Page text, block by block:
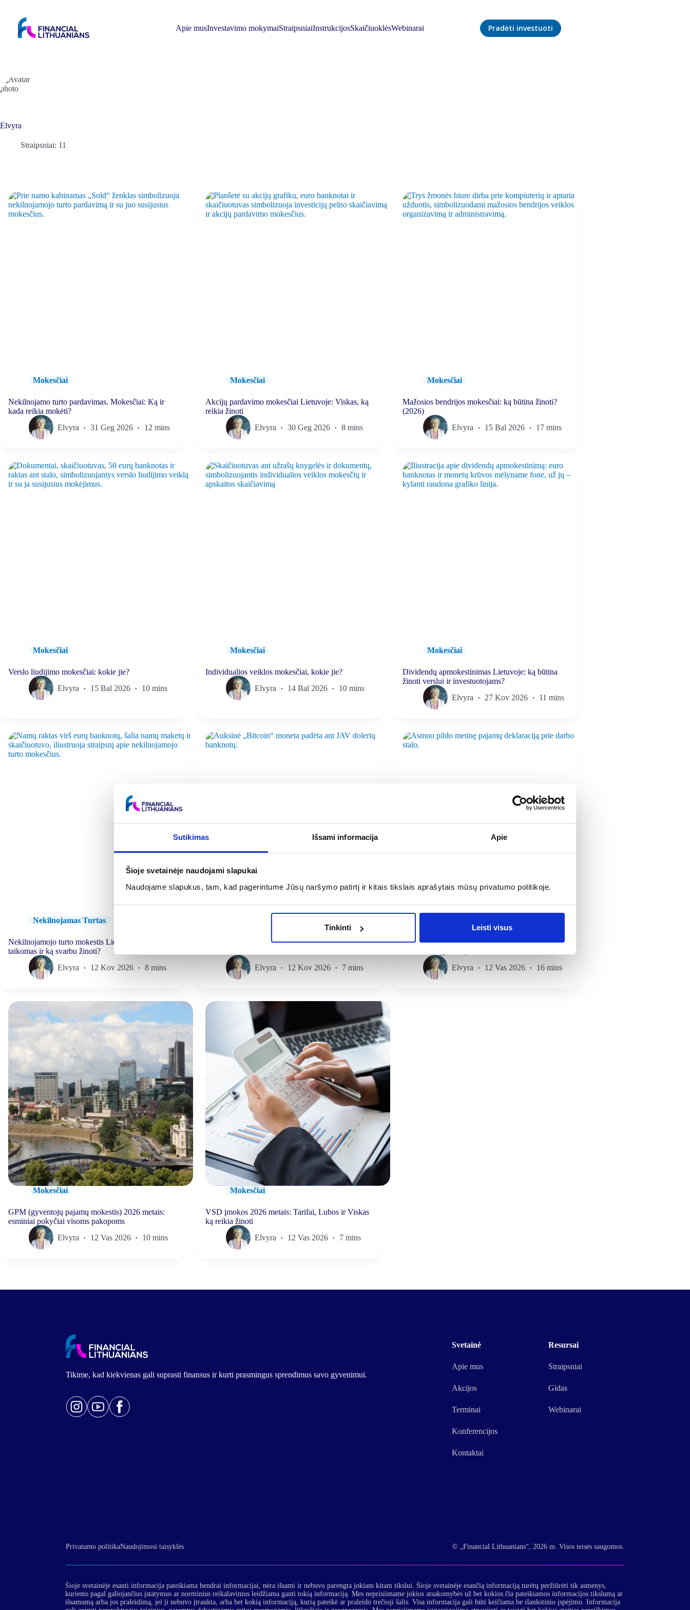
Sutikimas Išsami informacija Apie
Šioje svetainėje naudojami slapukai
Naudojame slapukus, tam, kad pagerintume Jūsų naršymo patirtį ir kitais tikslais aprašytais mūsų privatumo politikoje.
Tinkinti Leisti visus
content
Apie musInvestavimo mokymaiStraipsniaiInstrukcijosSkaičiuoklėsWebinarai Pradėti investuoti
Elvyra
Straipsniai: 11
Mokesčiai
Nekilnojamo turto pardavimas. Mokesčiai: Ką ir
kada reikia mokėti?
Elvyra
31 Geg 2026 12 mins
Mokesčiai
Akcijų pardavimo mokesčiai Lietuvoje: Viskas, ką
reikia žinoti
Elvyra
30 Geg 2026 8 mins
Mokesčiai
Mažosios bendrijos mokesčiai: ką būtina žinoti?
(2026)
Elvyra
15 Bal 2026 17 mins
Mokesčiai
Verslo liudijimo mokesčiai: kokie jie?
Elvyra
15 Bal 2026 10 mins
Mokesčiai
Individualios veiklos mokesčiai, kokie jie?
Elvyra
14 Bal 2026 10 mins
Mokesčiai
Dividendų apmokestinimas Lietuvoje: ką būtina
žinoti verslui ir investuotojams?
Elvyra
27 Kov 2026 11 mins
Nekilnojamas Turtas
Nekilnojamojo turto mokestis Lietuvoje: kaip jis
taikomas ir ką svarbu žinoti?
Elvyra
12 Kov 2026 8 mins
Kriptovaliutų mokesčiai Lietuvoje: kada jie taikomi
Elvyra
12 Kov 2026 7 mins
Pajamų deklaravimas 2026 metais: ką privalo žinoti
Elvyra
12 Vas 2026 16 mins
Mokesčiai
GPM (gyventojų pajamų mokestis) 2026 metais:
esminiai pokyčiai visoms pakopoms
Elvyra
12 Vas 2026 10 mins
Mokesčiai
VSD įmokos 2026 metais: Tarifai, Lubos ir Viskas
ką reikia žinoti
Elvyra
12 Vas 2026 7 mins
Tikime, kad kiekvienas gali suprasti finansus ir kurti prasmingus sprendimus savo gyvenimui.
Svetainė
Apie mus
Akcijos
Terminai
Konferencijos
Kontaktai
Resursai
Straipsniai
Gidas
Webinarai
Privatumo politikaNaudojimosi taisyklės © „Financial Lithuanians“, 2026 m. Visos teisės saugomos.
Šioje svetainėje esanti informacija pateikiama bendrai informacijai, nėra išsami ir nebuvo parengta jokiam kitam tikslui. Šioje svetainėje esančią informaciją turėtų peržiūrėti tik asmenys,
kuriems pagal galiojančius įstatymus ar norminius reikalavimus leidžiama gauti tokią informaciją. Mes neprisiimame jokios atsakomybės už bet kokios čia pateikiamos informacijos tikslumą ar
išsamumą arba jos praleidimą, jei ji nebuvo įtraukta, arba bet kokią informaciją, kurią pateikė ar praleido trečioji šalis. Visa informacija gali būti keičiama be išankstinio įspėjimo. Informacija